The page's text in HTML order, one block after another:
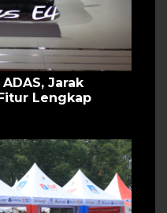
ADAS, Jarak
Lengkap